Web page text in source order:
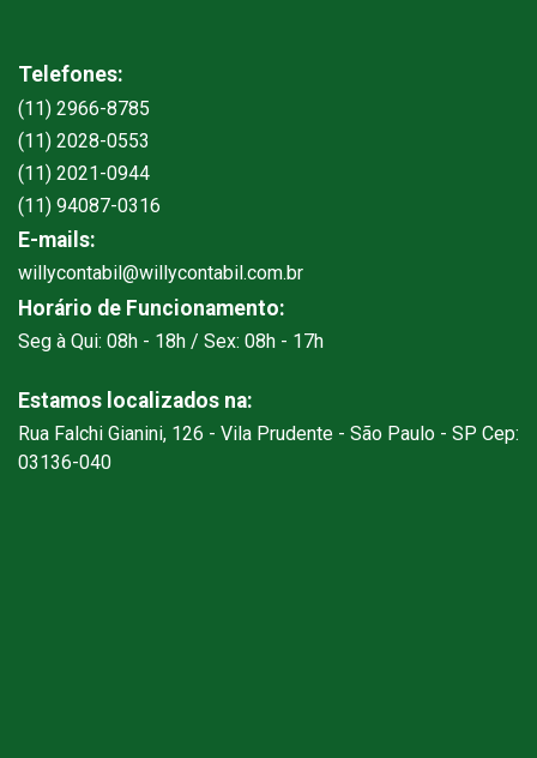
Telefones:
(11) 2966-8785
(11) 2028-0553
(11) 2021-0944
(11) 94087-0316
E-mails:
willycontabil@willycontabil.com.br
Horário de Funcionamento:
Seg à Qui: 08h - 18h / Sex: 08h - 17h
Estamos localizados na:
Rua Falchi Gianini, 126 - Vila Prudente - São Paulo - SP Cep:
03136-040